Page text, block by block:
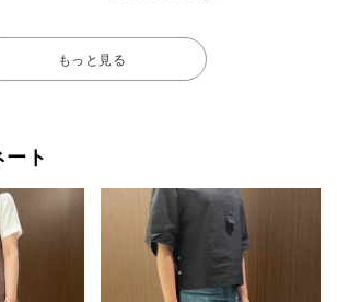
もっと見る
ト